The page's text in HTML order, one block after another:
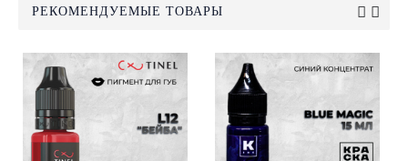
РЕКОМЕНДУЕМЫЕ ТОВАРЫ